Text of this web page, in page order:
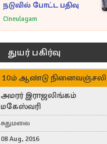
நடுவில் போட்ட பதிவு
Cineulagam
துயர் பகிர்வு
10ம் ஆண்டு நினைவஞ்சலி
அமரர் இராஜலிங்கம்
மகேஸ்வரி
சுதுமலை
08 Aug, 2016